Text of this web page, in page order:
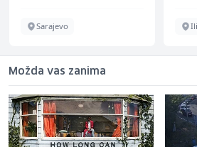
Sarajevo
Možda vas zanima